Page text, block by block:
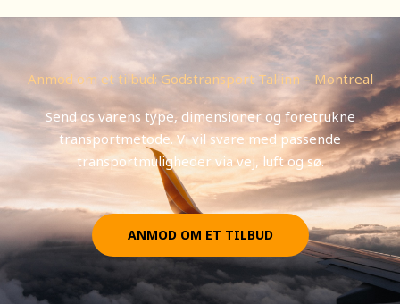
Anmod om et tilbud: Godstransport Tallinn – Montreal
Send os varens type, dimensioner og foretrukne
transportmetode. Vi vil svare med passende
transportmuligheder via vej, luft og sø.
ANMOD OM ET TILBUD